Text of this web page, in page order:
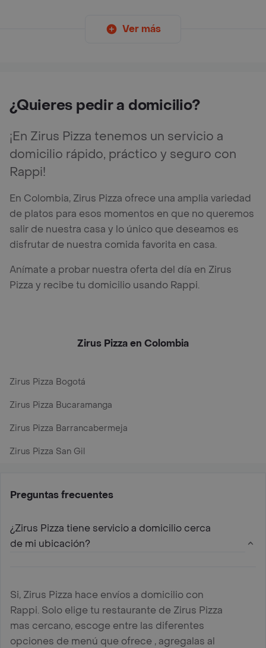
Ver más
¿Quieres pedir a domicilio?
¡En Zirus Pizza tenemos un servicio a
domicilio rápido, práctico y seguro con
Rappi!
En Colombia, Zirus Pizza ofrece una amplia variedad
de platos para esos momentos en que no queremos
salir de nuestra casa y lo único que deseamos es
disfrutar de nuestra comida favorita en casa.
Anímate a probar nuestra oferta del día en Zirus
Pizza y recibe tu domicilio usando Rappi.
Zirus Pizza en Colombia
Zirus Pizza Bogotá
Zirus Pizza Bucaramanga
Zirus Pizza Barrancabermeja
Zirus Pizza San Gil
Preguntas frecuentes
¿Zirus Pizza tiene servicio a domicilio cerca
de mi ubicación?
Si, Zirus Pizza hace envíos a domicilio con
Rappi. Solo elige tu restaurante de Zirus Pizza
mas cercano, escoge entre las diferentes
opciones de menú que ofrece , agregalas al